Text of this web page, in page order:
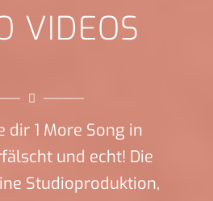
VIDEOS
dir 1 More Song in
und echt! Die
Studioproduktion,